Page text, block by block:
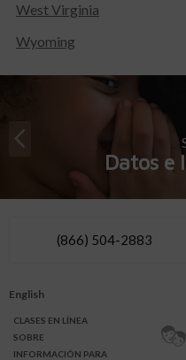
West Virginia
Wyoming
Datos e
(866) 504-2883
English
CLASES EN LÍNEA
SOBRE
INFORMACIÓN PARA